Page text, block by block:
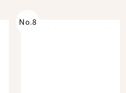
No.8